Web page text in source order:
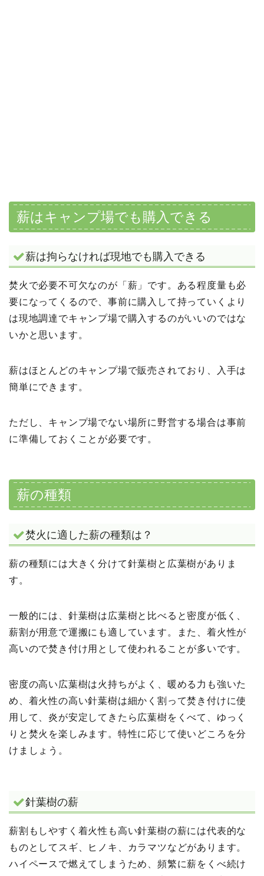
薪はキャンプ場でも購入できる
薪は拘らなければ現地でも購入できる
焚火で必要不可欠なのが「薪」です。ある程度量も必
要になってくるので、事前に購入して持っていくより
は現地調達でキャンプ場で購入するのがいいのではな
いかと思います。
薪はほとんどのキャンプ場で販売されており、入手は
簡単にできます。
ただし、キャンプ場でない場所に野営する場合は事前
に準備しておくことが必要です。
薪の種類
焚火に適した薪の種類は？
薪の種類には大きく分けて針葉樹と広葉樹がありま
す。
一般的には、針葉樹は広葉樹と比べると密度が低く、
薪割が用意で運搬にも適しています。また、着火性が
高いので焚き付け用として使われることが多いです。
密度の高い広葉樹は火持ちがよく、暖める力も強いた
め、着火性の高い針葉樹は細かく割って焚き付けに使
用して、炎が安定してきたら広葉樹をくべて、ゆっく
りと焚火を楽しみます。特性に応じて使いどころを分
けましょう。
針葉樹の薪
薪割もしやすく着火性も高い針葉樹の薪には代表的な
ものとしてスギ、ヒノキ、カラマツなどがあります。
ハイペースで燃えてしまうため、頻繁に薪をくべ続け